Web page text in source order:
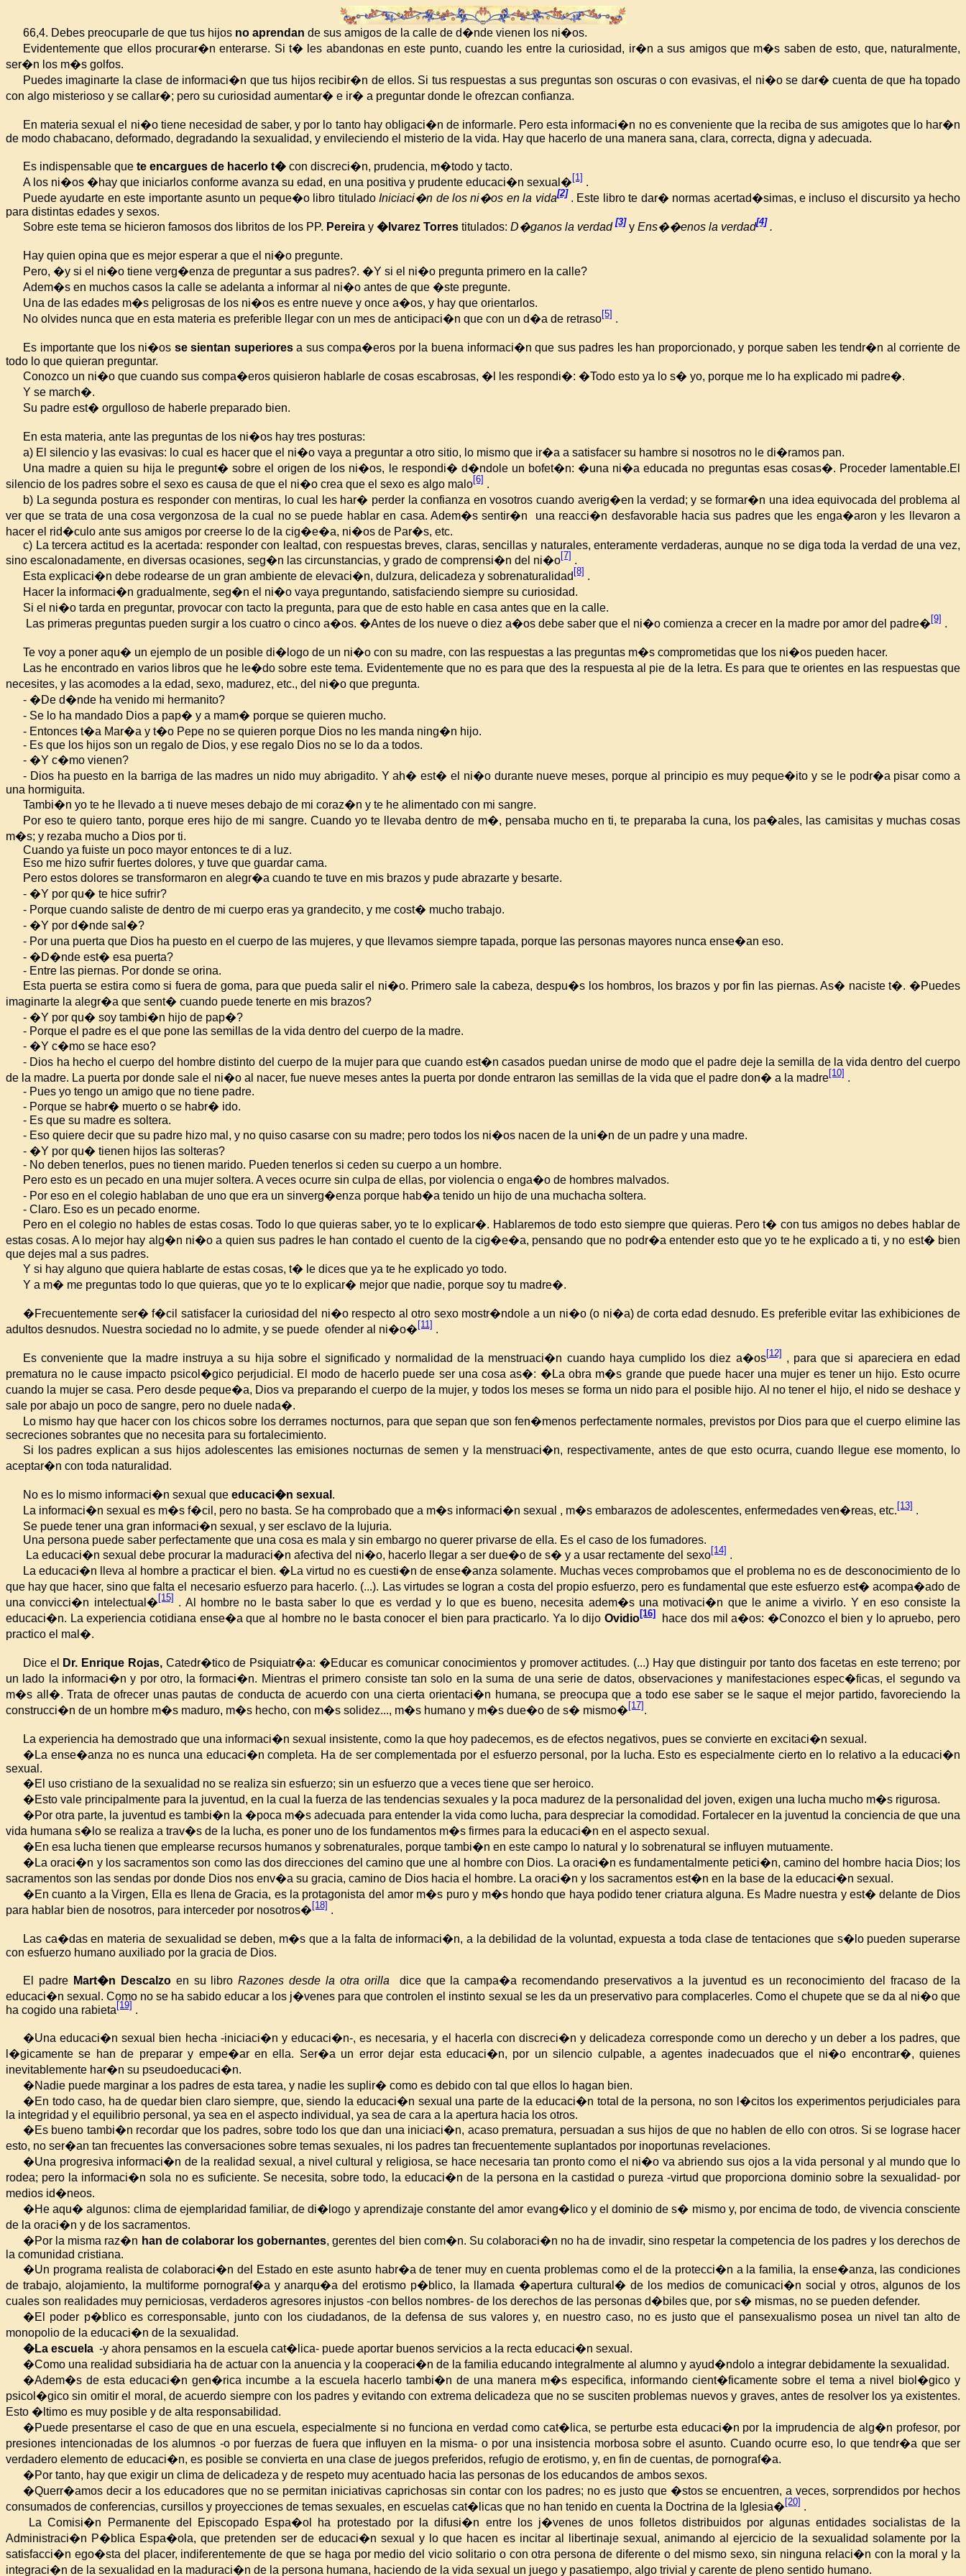
66,4. Debes preocuparle de que tus hijos no aprendan de sus amigos de la calle de d�nde vienen los ni�os.
Evidentemente que ellos procurar�n enterarse. Si t� les abandonas en este punto, cuando les entre la curiosidad, ir�n a sus amigos que m�s saben de esto, que, naturalmente,
ser�n los m�s golfos.
Puedes imaginarte la clase de informaci�n que tus hijos recibir�n de ellos. Si tus respuestas a sus preguntas son oscuras o con evasivas, el ni�o se dar� cuenta de que ha topado
con algo misterioso y se callar�; pero su curiosidad aumentar� e ir� a preguntar donde le ofrezcan confianza.
En materia sexual el ni�o tiene necesidad de saber, y por lo tanto hay obligaci�n de informarle. Pero esta informaci�n no es conveniente que la reciba de sus amigotes que lo har�n
de modo chabacano, deformado, degradando la sexualidad, y envileciendo el misterio de la vida. Hay que hacerlo de una manera sana, clara, correcta, digna y adecuada.
Es indispensable que te encargues de hacerlo t� con discreci�n, prudencia, m�todo y tacto.
A los ni�os �hay que iniciarlos conforme avanza su edad, en una positiva y prudente educaci�n sexual� [1] .
Puede ayudarte en este importante asunto un peque�o libro tituladoIniciaci�n de los ni�os en la vida[2]. Este libro te dar� normas acertad�simas, e incluso el discursito ya hecho
para distintas edades y sexos.
Sobre este tema se hicieron famosos dos libritos de los PP. Pereira y �lvarez Torres titulados: D�ganos la verdad[3] y Ens��enos la verdad[4] .
Hay quien opina que es mejor esperar a que el ni�o pregunte.
Pero, �y si el ni�o tiene verg�enza de preguntar a sus padres?. �Y si el ni�o pregunta primero en la calle?
Adem�s en muchos casos la calle se adelanta a informar al ni�o antes de que �ste pregunte.
Una de las edades m�s peligrosas de los ni�os es entre nueve y once a�os, y hay que orientarlos.
No olvides nunca que en esta materia es preferible llegar con un mes de anticipaci�n que con un d�a de retraso[5] .
Es importante que los ni�os se sientan superioresa sus compa�eros por la buena informaci�n que sus padres les han proporcionado, y porque saben les tendr�n al corriente de
todo lo que quieran preguntar.
Conozco un ni�o que cuando sus compa�eros quisieron hablarle de cosas escabrosas, �l les respondi�: �Todo esto ya lo s� yo, porque me lo ha explicado mi padre�.
Y se march�.
Su padre est� orgulloso de haberle preparado bien.
En esta materia, ante las preguntas de los ni�os hay tres posturas:
a) El silencio y las evasivas: lo cual es hacer que el ni�o vaya a preguntar a otro sitio, lo mismo que ir�a a satisfacer su hambre si nosotros no le di�ramos pan.
Una madre a quien su hija le pregunt� sobre el origen de los ni�os, le respondi� d�ndole un bofet�n: �una ni�a educada no preguntas esas cosas�. Proceder lamentable.El
silencio de los padres sobre el sexo es causa de que el ni�o crea que el sexo es algo malo[6] .
b) La segunda postura es responder con mentiras, lo cual les har� perder la confianza en vosotros cuando averig�en la verdad; y se formar�n una idea equivocada del problema al
ver que se trata de una cosa vergonzosa de la cual no se puede hablar en casa. Adem�s sentir�n una reacci�n desfavorable hacia sus padres que les enga�aron y les llevaron a
hacer el rid�culo ante sus amigos por creerse lo de la cig�e�a, ni�os de Par�s, etc.
c) La tercera actitud es la acertada: responder con lealtad, con respuestas breves, claras, sencillas y naturales, enteramente verdaderas, aunque no se diga toda la verdad de una vez,
sino escalonadamente, en diversas ocasiones, seg�n las circunstancias, y grado de comprensi�n del ni�o[7] .
Esta explicaci�n debe rodearse de un gran ambiente de elevaci�n, dulzura, delicadeza y sobrenaturalidad [8] .
Hacer la informaci�n gradualmente, seg�n el ni�o vaya preguntando, satisfaciendo siempre su curiosidad.
Si el ni�o tarda en preguntar, provocar con tacto la pregunta, para que de esto hable en casa antes que en la calle.
Las primeras preguntas pueden surgir a los cuatro o cinco a�os. �Antes de los nueve o diez a�os debe saber que el ni�o comienza a crecer en la madre por amor del padre� [9] .
Te voy a poner aqu� un ejemplo de un posible di�logo de un ni�o con su madre, con las respuestas a las preguntas m�s comprometidas que los ni�os pueden hacer.
Las he encontrado en varios libros que he le�do sobre este tema. Evidentemente que no es para que des la respuesta al pie de la letra. Espara que te orientes en las respuestas que
necesites, y las acomodes a la edad, sexo, madurez, etc., del ni�o que pregunta.
- �De d�nde ha venido mi hermanito?
- Se lo ha mandado Dios a pap� y a mam� porque se quieren mucho.
- Entonces t�a Mar�a y t�o Pepe no se quieren porque Dios no les manda ning�n hijo.
- Es que los hijos son un regalo de Dios, y ese regalo Dios no se lo da a todos.
- �Y c�mo vienen?
- Dios ha puesto en la barriga de las madres un nido muy abrigadito. Y ah� est� el ni�o durante nueve meses, porque al principio es muy peque�ito y se le podr�a pisar como a
una hormiguita.
Tambi�n yo te he llevado a ti nueve meses debajo de mi coraz�n y te he alimentado con mi sangre.
Por eso te quiero tanto, porque eres hijo de mi sangre. Cuando yo te llevaba dentro de m�, pensaba mucho en ti, te preparaba la cuna, los pa�ales, las camisitas y muchas cosas
m�s; y rezaba mucho a Dios por ti.
Cuando ya fuiste un poco mayor entonces te di a luz.
Eso me hizo sufrir fuertes dolores, y tuve que guardar cama.
Pero estos dolores se transformaron en alegr�a cuando te tuve en mis brazos y pude abrazarte y besarte.
- �Y por qu� te hice sufrir?
- Porque cuando saliste de dentro de mi cuerpo eras ya grandecito, y me cost� mucho trabajo.
- �Y por d�nde sal�?
- Por una puerta que Dios ha puesto en el cuerpo de las mujeres, y que llevamos siempre tapada, porque las personas mayores nunca ense�an eso.
- �D�nde est� esa puerta?
- Entre las piernas. Por donde se orina.
Esta puerta se estira como si fuera de goma, para que pueda salir el ni�o. Primero sale la cabeza, despu�s los hombros, los brazos y por fin las piernas. As� naciste t�. �Puedes
imaginarte la alegr�a que sent� cuando puede tenerte en mis brazos?
- �Y por qu� soy tambi�n hijo de pap�?
- Porque el padre es el que pone las semillas de la vida dentro del cuerpo de la madre.
- �Y c�mo se hace eso?
- Dios ha hecho el cuerpo del hombre distinto del cuerpo de la mujer para que cuando est�n casados puedan unirse de modo que el padre deje la semilla de la vida dentro del cuerpo
de la madre. La puerta por donde sale el ni�o al nacer, fue nueve meses antes la puerta por donde entraron las semillas de la vida que el padre don� a la madre[10] .
- Pues yo tengo un amigo que no tiene padre.
- Porque se habr� muerto o se habr� ido.
- Es que su madre es soltera.
- Eso quiere decir que su padre hizo mal, y no quiso casarse con su madre; pero todos los ni�os nacen de la uni�n de un padre y una madre.
- �Y por qu� tienen hijos las solteras?
- No deben tenerlos, pues no tienen marido. Pueden tenerlos si ceden su cuerpo a un hombre.
Pero esto es un pecado en una mujer soltera. A veces ocurre sin culpa de ellas, por violencia o enga�o de hombres malvados.
- Por eso en el colegio hablaban de uno que era un sinverg�enza porque hab�a tenido un hijo de una muchacha soltera.
- Claro. Eso es un pecado enorme.
Pero en el colegio no hables de estas cosas. Todo lo que quieras saber, yo te lo explicar�. Hablaremos de todo esto siempre que quieras. Pero t� con tus amigos no debes hablar de
estas cosas. A lo mejor hay alg�n ni�o a quien sus padres le han contado el cuento de la cig�e�a, pensando que no podr�a entender esto que yo te he explicado a ti, y no est� bien
que dejes mal a sus padres.
Y si hay alguno que quiera hablarte de estas cosas, t� le dices que ya te he explicado yo todo.
Y a m� me preguntas todo lo que quieras, que yo te lo explicar� mejor que nadie, porque soy tu madre�.
�Frecuentemente ser� f�cil satisfacer la curiosidad del ni�o respecto al otro sexo mostr�ndole a un ni�o (o ni�a) de corta edad desnudo. Es preferible evitar las exhibiciones de
adultos desnudos. Nuestra sociedad no lo admite, y se puede ofender al ni�o� [11] .
Es conveniente que la madre instruya a su hija sobre el significado y normalidad de la menstruaci�n cuando haya cumplido los diez a�os[12] , para que si apareciera en edad
prematura no le cause impacto psicol�gico perjudicial. El modo de hacerlo puede ser una cosa as�: �La obra m�s grande que puede hacer una mujer es tener un hijo. Esto ocurre
cuando la mujer se casa. Pero desde peque�a, Dios va preparando el cuerpo de la mujer, y todos los meses se forma un nido para el posible hijo. Al no tener el hijo, el nido se deshace y
sale por abajo un poco de sangre, pero no duele nada�.
Lo mismo hay que hacer con los chicos sobre los derrames nocturnos, para que sepan que son fen�menos perfectamente normales, previstos por Dios para que el cuerpo elimine las
secreciones sobrantes que no necesita para su fortalecimiento.
Si los padres explican a sus hijos adolescentes las emisiones nocturnas de semen y la menstruaci�n, respectivamente, antes de que esto ocurra, cuando llegue ese momento, lo
aceptar�n con toda naturalidad.
No es lo mismo informaci�n sexual que educaci�n sexual .
La informaci�n sexual es m�s f�cil, pero no basta. Se ha comprobado que a m�s informaci�n sexual , m�s embarazos de adolescentes, enfermedades ven�reas, etc. [13] .
Se puede tener una gran informaci�n sexual, y ser esclavo de la lujuria.
Una persona puede saber perfectamente que una cosa es mala y sin embargo no querer privarse de ella. Es el caso de los fumadores.
La educaci�n sexual debe procurar la maduraci�n afectiva del ni�o, hacerlo llegar a ser due�o de s� y a usar rectamente del sexo[14] .
La educaci�n lleva al hombre a practicar el bien. �La virtud no es cuesti�n de ense�anza solamente. Muchas veces comprobamos que el problema no es de desconocimiento de lo
que hay que hacer, sino que falta el necesario esfuerzo para hacerlo. (...). Las virtudes se logran a costa del propio esfuerzo, pero es fundamental que este esfuerzo est� acompa�ado de
una convicci�n intelectual� [15] . Al hombre no le basta saber lo que es verdad y lo que es bueno, necesita adem�s una motivaci�n que le anime a vivirlo. Y en eso consiste la
educaci�n. La experiencia cotidiana ense�a que al hombre no le basta conocer el bien para practicarlo. Ya lo dijo Ovidio[16]hace dos mil a�os: �Conozco el bien y lo apruebo, pero
practico el mal�.
Dice el Dr. Enrique Rojas, Catedr�tico de Psiquiatr�a: �Educar es comunicar conocimientos y promover actitudes. (...) Hay que distinguir por tanto dos facetas en este terreno; por
un lado la informaci�n y por otro, la formaci�n. Mientrasel primero consiste tan solo en la suma de una serie de datos, observaciones y manifestaciones espec�ficas, el segundo va
m�s all�. Trata de ofrecer unas pautas de conducta de acuerdo con una cierta orientaci�n humana, se preocupa que a todo ese saber se le saque el mejor partido, favoreciendo la
construcci�n de un hombre m�s maduro, m�s hecho, con m�s solidez..., m�s humano y m�s due�o de s� mismo� [17] .
La experiencia ha demostrado que una informaci�n sexual insistente, como la que hoy padecemos, es de efectos negativos, pues se convierte en excitaci�n sexual.
�La ense�anza no es nunca una educaci�n completa. Ha de ser complementada por el esfuerzo personal, por la lucha. Esto es especialmente cierto en lo relativo a la educaci�n
sexual.
�El uso cristiano de la sexualidad no se realiza sin esfuerzo; sin un esfuerzo que a veces tiene que ser heroico.
�Esto vale principalmente para la juventud, en la cual la fuerza de las tendencias sexuales y la poca madurez de la personalidad del joven, exigen una lucha mucho m�s rigurosa.
�Por otra parte, la juventud es tambi�n la �poca m�s adecuada para entender la vida como lucha, para despreciar la comodidad. Fortaleceren la juventud la conciencia de que una
vida humana s�lo se realiza a trav�s de la lucha, es poner uno de los fundamentos m�s firmes para la educaci�n en el aspecto sexual.
�En esa lucha tienen que emplearse recursos humanos y sobrenaturales, porque tambi�n en este campo lo natural y lo sobrenatural se influyen mutuamente.
�La oraci�n y los sacramentos son como las dos direcciones del camino que une al hombre con Dios. La oraci�n es fundamentalmente petici�n, camino del hombre hacia Dios; los
sacramentos son las sendas por donde Dios nos env�a su gracia, camino de Dios hacia el hombre. La oraci�n y los sacramentos est�n en la base de la educaci�n sexual.
�En cuanto a la Virgen, Ella es llena de Gracia, es la protagonista del amor m�s puro y m�s hondo que haya podido tener criatura alguna. Es Madre nuestra y est� delante de Dios
para hablar bien de nosotros, para interceder por nosotros� [18] .
Las ca�das en materia de sexualidad se deben, m�s que a la falta de informaci�n, a la debilidad de la voluntad, expuesta a toda clase de tentaciones que s�lo pueden superarse
con esfuerzo humano auxiliado por la gracia de Dios.
El padre Mart�n Descalzo en su libroRazones desde la otra orilla
dice que la campa�a recomendando preservativos a la juventud es un reconocimiento del fracaso de la
educaci�n sexual. Como no se ha sabido educar a los j�venes para que controlen el instinto sexual se les da un preservativo para complacerles. Como el chupete que se da al ni�o que
ha cogido una rabieta [19] .
�Una educaci�n sexual bien hecha -iniciaci�n y educaci�n-, es necesaria, y el hacerla con discreci�n y delicadeza corresponde como un derecho y un deber a los padres, que
l�gicamente se han de preparar y empe�ar en ella. Ser�a un error dejar esta educaci�n, por un silencio culpable, a agentes inadecuados que el ni�o encontrar�, quienes
inevitablemente har�n su pseudoeducaci�n.
�Nadie puede marginar a los padres de esta tarea, y nadie les suplir� como es debido con tal que ellos lo hagan bien.
�En todo caso, ha de quedar bien claro siempre, que, siendo la educaci�n sexual una parte de la educaci�n total de la persona, no son l�citos los experimentos perjudiciales para
la integridad y el equilibrio personal, ya sea en el aspecto individual, ya sea de cara a la apertura hacia los otros.
�Es bueno tambi�n recordar que los padres, sobre todo los que dan una iniciaci�n, acaso prematura, persuadan a sus hijos de que no hablen de ello con otros. Si se lograse hacer
esto, no ser�an tan frecuentes las conversaciones sobre temas sexuales, ni los padres tan frecuentemente suplantados por inoportunas revelaciones.
�Una progresiva informaci�n de la realidad sexual, a nivel cultural y religiosa, se hace necesaria tan pronto como el ni�o va abriendo sus ojos a la vida personal y al mundo que lo
rodea; pero la informaci�n sola no es suficiente. Se necesita, sobre todo, la educaci�n de la persona en la castidad o pureza -virtud que proporciona dominio sobre la sexualidad- por
medios id�neos.
�He aqu� algunos: clima de ejemplaridad familiar, de di�logo y aprendizaje constante del amor evang�lico y el dominio de s� mismo y, por encima de todo, de vivencia consciente
de la oraci�n y de los sacramentos.
�Por la misma raz�n han de colaborar los gobernantes, gerentes del bien com�n. Su colaboraci�n no ha de invadir, sino respetar la competencia de los padres y los derechos de
la comunidad cristiana.
�Un programa realista de colaboraci�n del Estado en este asunto habr�a de tener muy en cuenta problemas como el de la protecci�n a la familia, la ense�anza, las condiciones
de trabajo, alojamiento, la multiforme pornograf�a y anarqu�a del erotismo p�blico, la llamada �apertura cultural� de los medios de comunicaci�n social y otros, algunos de los
cuales son realidades muy perniciosas, verdaderos agresores injustos -con bellos nombres- de los derechos de las personas d�biles que, por s� mismas, no se pueden defender.
�El poder p�blico es corresponsable, junto con los ciudadanos, de la defensa de sus valores y, en nuestro caso, no es justo que el pansexualismo posea un nivel tan alto de
monopolio de la educaci�n de la sexualidad.
�La escuela -y ahora pensamos en la escuela cat�lica- puede aportar buenos servicios a la recta educaci�n sexual.
�Como una realidad subsidiaria ha de actuar con la anuencia y la cooperaci�n de la familia educando integralmente al alumno y ayud�ndolo a integrar debidamente la sexualidad.
�Adem�s de esta educaci�n gen�rica incumbe a la escuela hacerlo tambi�n de una manera m�s especifica, informando cient�ficamente sobre el tema a nivel biol�gico y
psicol�gico sin omitir el moral, de acuerdo siempre con los padres y evitando con extrema delicadeza que no se susciten problemas nuevos y graves, antes de resolver los ya existentes.
Esto �ltimo es muy posible y de alta responsabilidad.
�Puede presentarse el caso de que en una escuela, especialmente si no funciona en verdad como cat�lica, se perturbe esta educaci�n por la imprudencia de alg�n profesor, por
presiones intencionadas de los alumnos -o por fuerzas de fuera que influyen en la misma- o por una insistencia morbosa sobre el asunto. Cuando ocurre eso, lo que tendr�a que ser
verdadero elemento de educaci�n, es posible se convierta en una clase de juegos preferidos, refugio de erotismo, y, en fin de cuentas, de pornograf�a.
�Por tanto, hay que exigir un clima de delicadeza y de respeto muy acentuado hacia las personas de los educandos de ambos sexos.
�Querr�amos decir a los educadores que no se permitan iniciativas caprichosas sin contar con los padres; no es justo que �stos se encuentren, a veces, sorprendidos por hechos
consumados de conferencias, cursillos y proyecciones de temas sexuales, en escuelas cat�licas que no han tenido en cuenta la Doctrina de la Iglesia� [20] .
La Comisi�n Permanentedel Episcopado Espa�ol ha protestado por la difusi�n entre los j�venes de unos folletos distribuidos por algunas entidades socialistas de
la
Administraci�n P�blica Espa�ola, que pretenden ser de educaci�n sexual y lo que hacen es incitar al libertinaje sexual, animando al ejercicio de la sexualidad solamente por la
satisfacci�n ego�sta del placer, indiferentemente de que se haga por medio del vicio solitario o con otra persona de diferente o del mismo sexo, sin ninguna relaci�n con la moral y la
integraci�n de la sexualidad en la maduraci�n de la persona humana, haciendo de la vida sexual un juego y pasatiempo, algo trivial y carente de pleno sentido humano.